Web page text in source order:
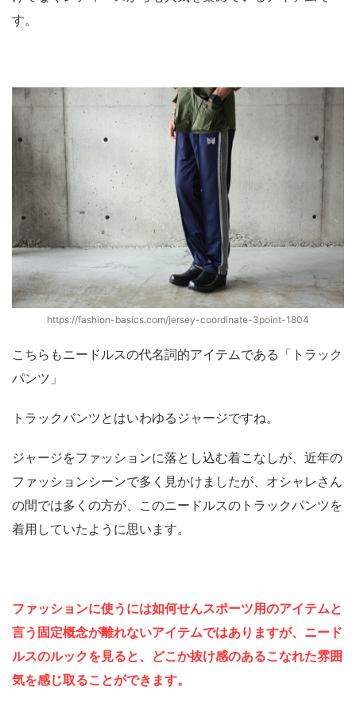
す。
https://fashion-basics.com/jersey-coordinate-3point-1804
こちらもニードルスの代名詞的アイテムである「トラック
パンツ」
トラックパンツとはいわゆるジャージですね。
ジャージをファッションに落とし込む着こなしが、近年の
ファッションシーンで多く見かけましたが、オシャレさん
の間では多くの方が、このニードルスのトラックパンツを
着用していたように思います。
ファッションに使うには如何せんスポーツ用のアイテムと
言う固定概念が離れないアイテムではありますが、ニード
ルスのルックを見ると、どこか抜け感のあるこなれた雰囲
気を感じ取ることができます。